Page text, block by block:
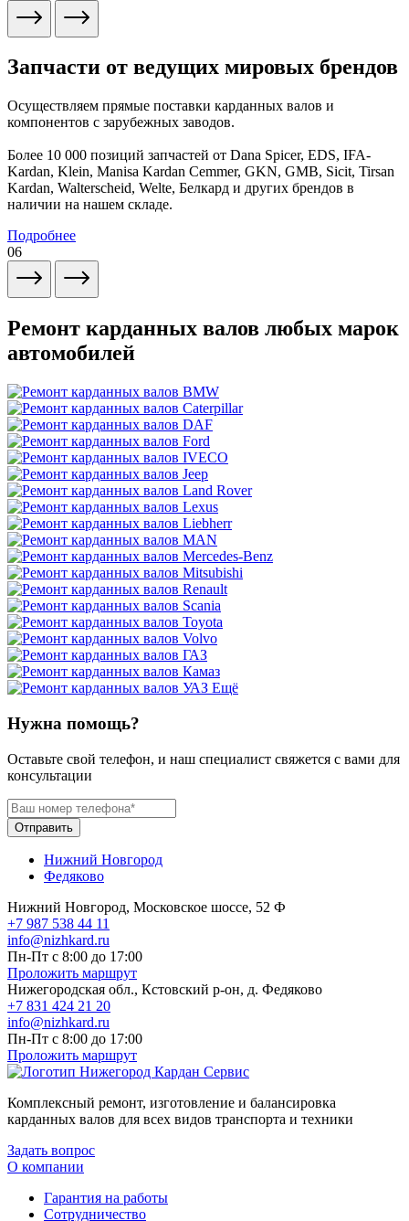
Запчасти от ведущих мировых брендов
Осуществляем прямые поставки карданных валов и
компонентов с зарубежных заводов.
Более 10 000 позиций запчастей от Dana Spicer, EDS, IFA-
Kardan, Klein, Manisa Kardan Cemmer, GKN, GMB, Sicit, Tirsan
Kardan, Walterscheid, Welte, Белкард и других брендов в
наличии на нашем складе.
Подробнее
06
Ремонт карданных валов любых марок
автомобилей
Ещё
Нужна помощь?
Оставьте свой телефон, и наш специалист свяжется с вами для
консультации
Отправить
Нижний Новгород
Федяково
Нижний Новгород, Московское шоссе, 52 Ф
+7 987 538 44 11
info@nizhkard.ru
Пн-Пт с 8:00 до 17:00
Проложить маршрут
Нижегородская обл., Кстовский р-он, д. Федяково
+7 831 424 21 20
info@nizhkard.ru
Пн-Пт с 8:00 до 17:00
Проложить маршрут
Комплексный ремонт, изготовление и балансировка
карданных валов для всех видов транспорта и техники
Задать вопрос
О компании
Гарантия на работы
Сотрудничество